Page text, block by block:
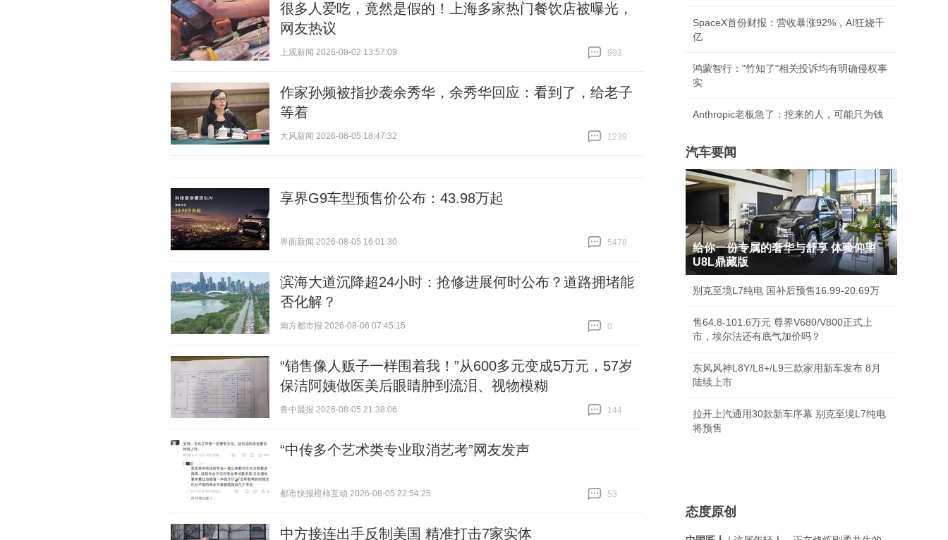
很多人爱吃，竟然是假的！上海多家热门餐饮店被曝光，
网友热议
上观新闻 2026-08-02 13:57:09
993
作家孙频被指抄袭余秀华，余秀华回应：看到了，给老子
等着
大风新闻 2026-08-05 18:47:32
1239
享界G9车型预售价公布：43.98万起
界面新闻 2026-08-05 16:01:30
5478
滨海大道沉降超24小时：抢修进展何时公布？道路拥堵能
否化解？
南方都市报 2026-08-06 07:45:15
0
“销售像人贩子一样围着我！”从600多元变成5万元，57岁
保洁阿姨做医美后眼睛肿到流泪、视物模糊
鲁中晨报 2026-08-05 21:38:06
144
“中传多个艺术类专业取消艺考”网友发声
都市快报橙柿互动 2026-08-05 22:54:25
53
中方接连出手反制美国 精准打击7家实体
SpaceX首份财报：营收暴涨92%，AI狂烧千
亿
鸿蒙智行："竹知了"相关投诉均有明确侵权事
实
Anthropic老板急了：挖来的人，可能只为钱
汽车要闻
给你一份专属的奢华与舒享 体验仰望
U8L鼎藏版
别克至境L7纯电 国补后预售16.99-20.69万
售64.8-101.6万元 尊界V680/V800正式上
市，埃尔法还有底气加价吗？
东风风神L8Y/L8+/L9三款家用新车发布 8月
陆续上市
拉开上汽通用30款新车序幕 别克至境L7纯电
将预售
态度原创